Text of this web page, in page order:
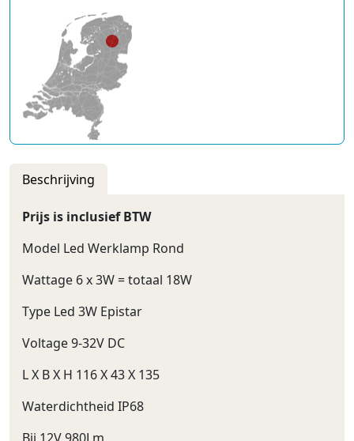
Beschrijving
Prijs is inclusief BTW
Model Led Werklamp Rond
Wattage 6 x 3W = totaal 18W
Type Led 3W Epistar
Voltage 9-32V DC
L X B X H 116 X 43 X 135
Waterdichtheid IP68
Bij 12V 980Lm